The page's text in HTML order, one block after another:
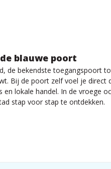
blauwe poort
de bekendste toegangspoort
Bij de poort zelf voel je direct
en lokale handel. In de vroege
stap voor stap te ontdekken.